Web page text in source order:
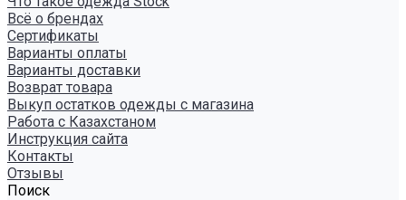
Всё о брендах
Сертификаты
Варианты оплаты
Варианты доставки
Возврат товара
Выкуп остатков одежды с магазина
Работа с Казахстаном
Инструкция сайта
Контакты
Отзывы
Поиск